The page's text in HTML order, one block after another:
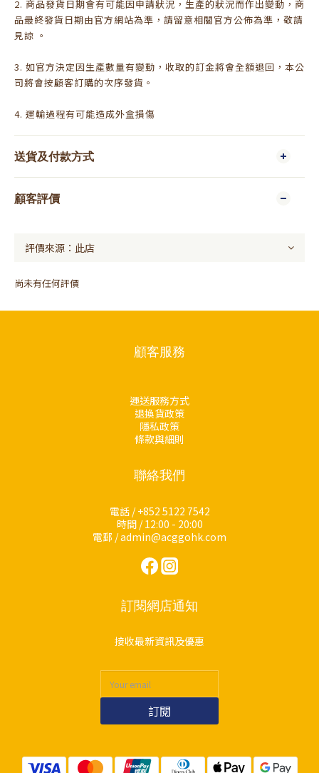
2. 商品發貨日期會有可能因申請狀況，生產的狀況而作出變動，商
品最終發貨日期由官方網站為準，請留意相關官方公佈為準，敬請
見諒 。
3. 如官方決定因生產數量有變動，收取的訂金將會全額退回，本公
司將會按顧客訂購的次序發貨。
4. 運輸過程有可能造成外盒損傷
送貨及付款方式
顧客評價
尚未有任何評價
顧客服務
運送服務方式
退換貨政策
隱私政策
條款與細則
聯絡我們
電話 / +852 5122 7542
時間 / 12:00 - 20:00
電郵 / admin@acggohk.com
訂閱網店通知
接收最新資訊及優惠
訂閱